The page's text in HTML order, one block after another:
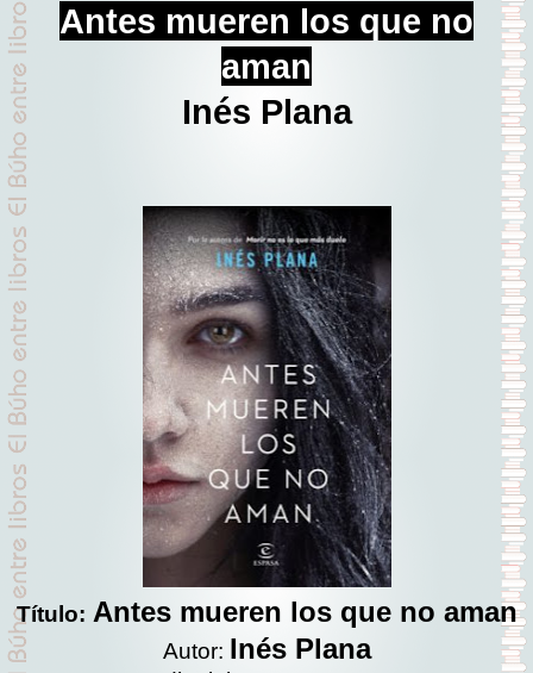
Antes mueren los que no
aman
Inés Plana
Título: Antes mueren los que no aman
Autor: Inés Plana